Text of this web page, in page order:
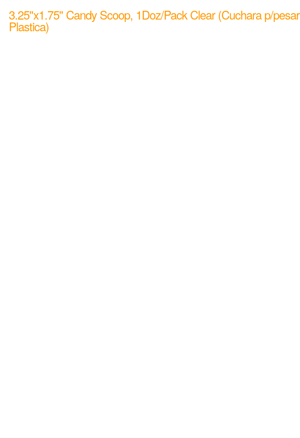
3.25''x1.75'' Candy Scoop, 1Doz/Pack Clear (Cuchara p/pesar
Plastica)